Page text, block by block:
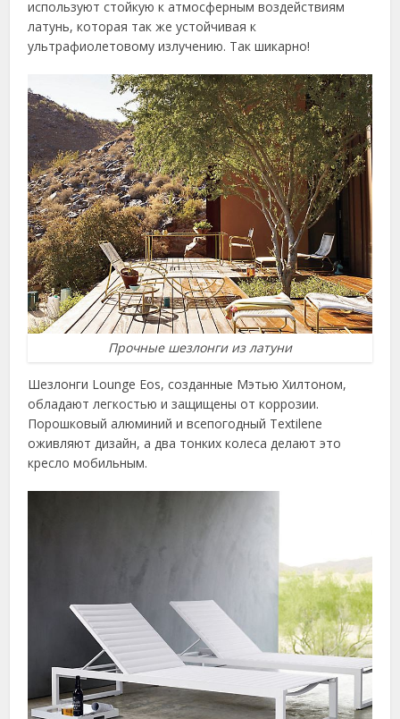
используют стойкую к атмосферным воздействиям
латунь, которая так же устойчивая к
ультрафиолетовому излучению. Так шикарно!
Прочные шезлонги из латуни
Шезлонги Lounge Eos, созданные Мэтью Хилтоном,
обладают легкостью и защищены от коррозии.
Порошковый алюминий и всепогодный Textilene
оживляют дизайн, а два тонких колеса делают это
кресло мобильным.